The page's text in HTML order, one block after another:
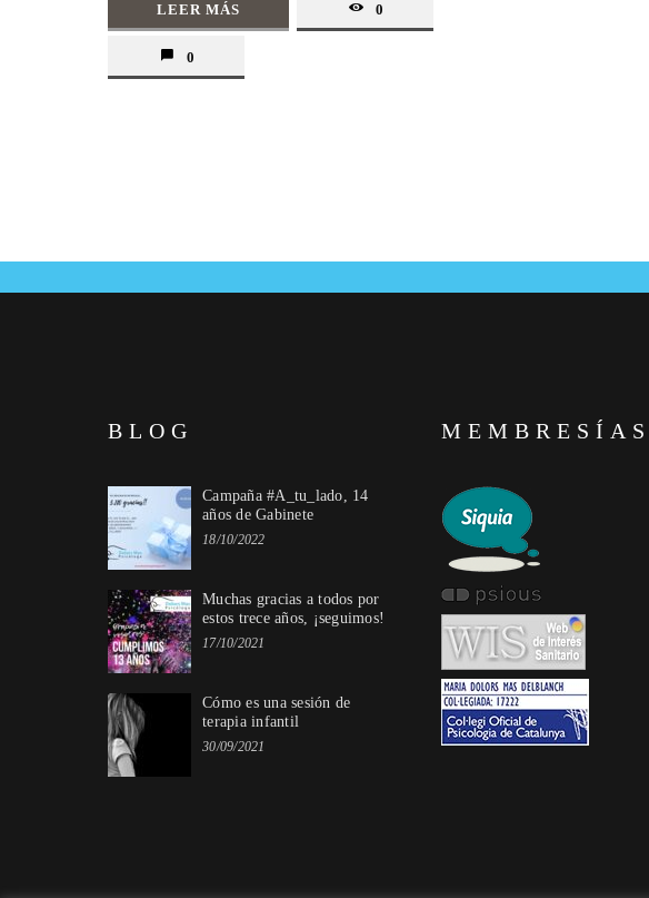
LEER MÁS 0
0
BLOG
Campaña #A_tu_lado, 14
años de Gabinete
18/10/2022
Muchas gracias a todos por
estos trece años, ¡seguimos!
17/10/2021
Cómo es una sesión de
terapia infantil
30/09/2021
MEMBRESÍAS